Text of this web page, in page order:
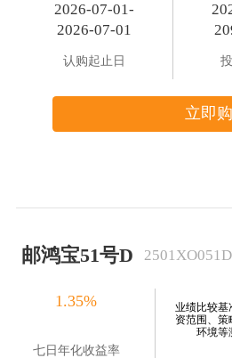
2026-07-01-
2026-07-01
认购起止日
立即
邮鸿宝51号D 2501XO051D
1.35%
七日年化收益率
业绩比较基
资范围、策
环境等